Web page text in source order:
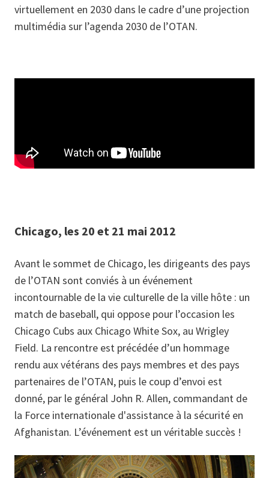
virtuellement en 2030 dans le cadre d’une projection
multimédia sur l’agenda 2030 de l’OTAN.
Chicago, les 20 et 21 mai 2012
Avant le sommet de Chicago, les dirigeants des pays
de l’OTAN sont conviés à un événement
incontournable de la vie culturelle de la ville hôte : un
match de baseball, qui oppose pour l’occasion les
Chicago Cubs aux Chicago White Sox, au Wrigley
Field. La rencontre est précédée d’un hommage
rendu aux vétérans des pays membres et des pays
partenaires de l’OTAN, puis le coup d’envoi est
donné, par le général John R. Allen, commandant de
la Force internationale d'assistance à la sécurité en
Afghanistan. L’événement est un véritable succès !